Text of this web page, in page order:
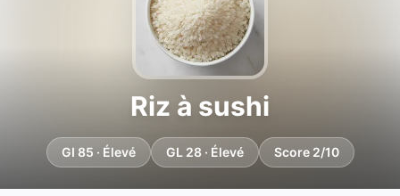
Riz à sushi
GI 85 · Élevé GL 28 · Élevé Score 2/10